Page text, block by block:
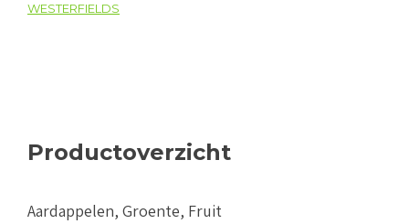
WESTERFIELDS
Productoverzicht
Aardappelen, Groente, Fruit